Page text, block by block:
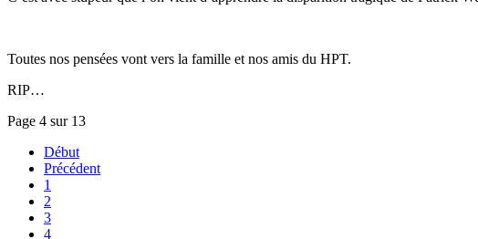
Toutes nos pensées vont vers la famille et nos amis du HPT.
RIP…
Page 4 sur 13
Début
Précédent
1
2
3
4